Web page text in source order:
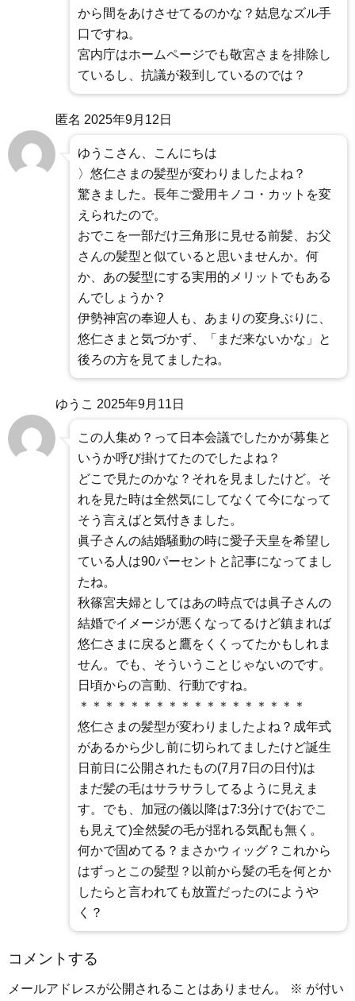
から間をあけさせてるのかな？姑息なズル手
口ですね。
宮内庁はホームページでも敬宮さまを排除し
ているし、抗議が殺到しているのでは？
匿名 2025年9月12日
ゆうこさん、こんにちは
〉悠仁さまの髪型が変わりましたよね？
驚きました。長年ご愛用キノコ・カットを変
えられたので。
おでこを一部だけ三角形に見せる前髪、お父
さんの髪型と似ていると思いませんか。何
か、あの髪型にする実用的メリットでもある
んでしょうか？
伊勢神宮の奉迎人も、あまりの変身ぶりに、
悠仁さまと気づかず、「まだ来ないかな」と
後ろの方を見てましたね。
ゆうこ 2025年9月11日
この人集め？って日本会議でしたかが募集と
いうか呼び掛けてたのでしたよね？
どこで見たのかな？それを見ましたけど。そ
れを見た時は全然気にしてなくて今になって
そう言えばと気付きました。
眞子さんの結婚騒動の時に愛子天皇を希望し
ている人は90パーセントと記事になってまし
たね。
秋篠宮夫婦としてはあの時点では眞子さんの
結婚でイメージが悪くなってるけど鎮まれば
悠仁さまに戻ると鷹をくくってたかもしれま
せん。でも、そういうことじゃないのです。
日頃からの言動、行動ですね。
＊＊＊＊＊＊＊＊＊＊＊＊＊＊＊＊＊＊
悠仁さまの髪型が変わりましたよね？成年式
があるから少し前に切られてましたけど誕生
日前日に公開されたもの(7月7日の日付)は
まだ髪の毛はサラサラしてるように見えま
す。でも、加冠の儀以降は7:3分けで(おでこ
も見えて)全然髪の毛が揺れる気配も無く。
何かで固めてる？まさかウィッグ？これから
はずっとこの髪型？以前から髪の毛を何とか
したらと言われても放置だったのにようや
く？
コメントする
メールアドレスが公開されることはありません。 ※ が付い